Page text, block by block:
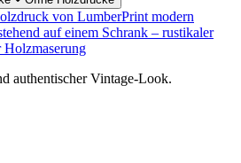
authentischer Vintage-Look.